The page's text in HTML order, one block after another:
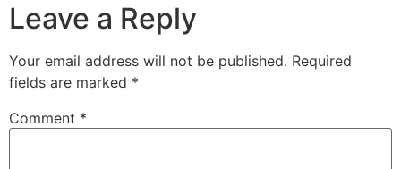
Leave a Reply
Your email address will not be published. Required
fields are marked *
Comment *